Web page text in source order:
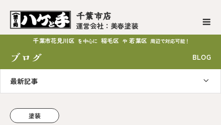
千葉市店
運営会社：美春塗装
千葉市花見川区 を中心に 稲毛区 や 若葉区 周辺で対応可能！
ブログ BLOG
最新記事
塗装